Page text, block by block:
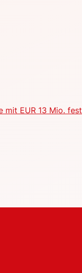
EUR 13 Mio. fest